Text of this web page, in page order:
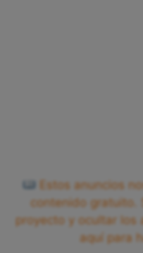
Estos anuncios
contenido gratuito.
proyecto y ocultar los
aquí para